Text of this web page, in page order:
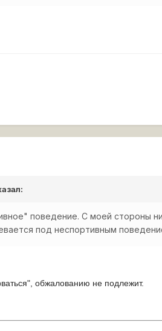
поведение. С моей стороны
под неспортивным
обжалованию не подлежит.